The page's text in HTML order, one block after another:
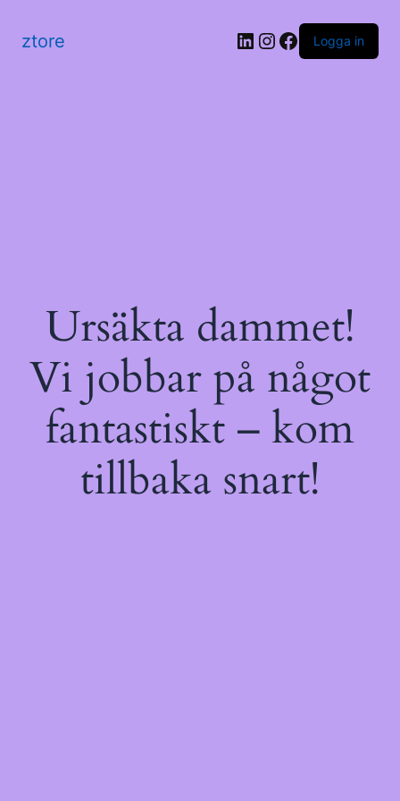
ztore LinkedIn
Instagram
Facebook
Logga in
Ursäkta dammet!
Vi jobbar på något
fantastiskt – kom
tillbaka snart!